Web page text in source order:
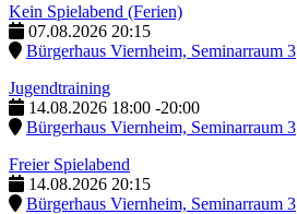
Kein Spielabend (Ferien)
07.08.2026 20:15
Bürgerhaus Viernheim, Seminarraum 3
Jugendtraining
14.08.2026 18:00 -20:00
Bürgerhaus Viernheim, Seminarraum 3
Freier Spielabend
14.08.2026 20:15
Bürgerhaus Viernheim, Seminarraum 3